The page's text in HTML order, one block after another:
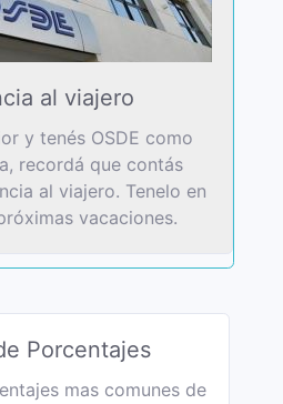
al viajero
y tenés OSDE como
recordá que contás
al viajero. Tenelo en
vacaciones.
Porcentajes
mas comunes de